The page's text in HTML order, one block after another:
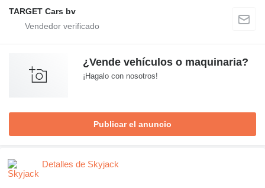
TARGET Cars bv
¿Vende vehículos o maquinaria?
¡Hagalo con nosotros!
Publicar el anuncio
Detalles de Skyjack